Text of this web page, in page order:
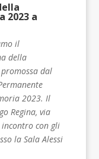
2023 a
il
della
dal
2023. Il
Regina, via
incontro con gli
la Sala Alessi